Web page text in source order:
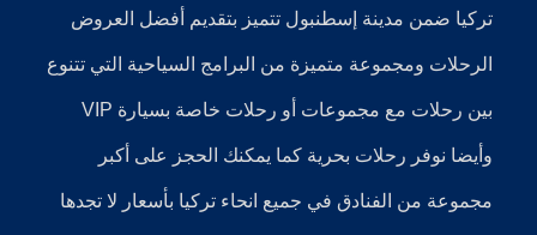
تركيا ضمن مدينة إسطنبول تتميز بتقديم أفضل العروض
الرحلات ومجموعة متميزة من البرامج السياحية التي تتنوع
بين رحلات مع مجموعات أو رحلات خاصة بسيارة VIP
وأيضا نوفر رحلات بحرية كما يمكنك الحجز على أكبر
مجموعة من الفنادق في جميع انحاء تركيا بأسعار لا تجدها